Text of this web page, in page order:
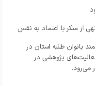
از منکر با اعتماد به نفس
بانوان طلبه استان در
پژوهشی در
می‌رود.